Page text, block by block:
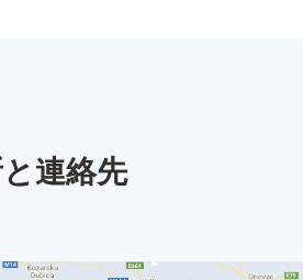
連絡先